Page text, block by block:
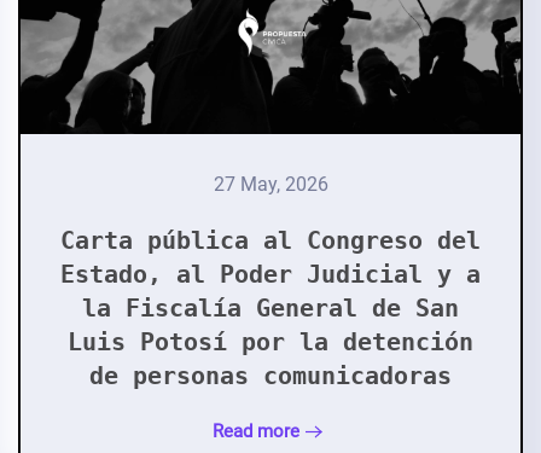
27 May, 2026
Carta pública al Congreso del
Estado, al Poder Judicial y a
la Fiscalía General de San
Luis Potosí por la detención
de personas comunicadoras
Read more